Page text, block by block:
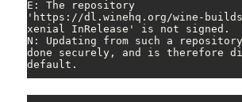
E: The repository
'https://dl.winehq.org/wine-
xenial InRelease' is not signed.
N: Updating from such a
done securely, and is therefore
default.